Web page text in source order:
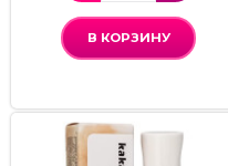
В КОРЗИНУ